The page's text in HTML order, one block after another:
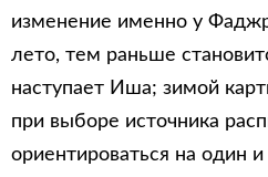
изменение именно у
лето, тем раньше
наступает Иша; зимой
при выборе источника
ориентироваться на один